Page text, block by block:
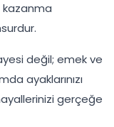
kazanma
değil; emek ve
ayaklarınızı
gerçeğe